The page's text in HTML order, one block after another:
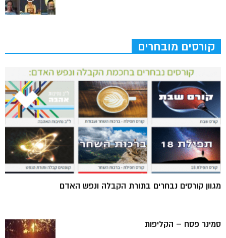
קורסים מובחרים
מגוון קורסים נבחרים בתורת הקבלה ונפש האדם
סמינר פסח – הקליפות